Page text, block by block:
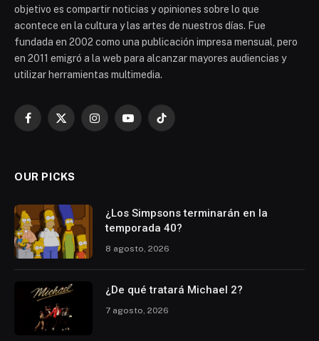
objetivo es compartir noticias y opiniones sobre lo que
acontece en la cultura y las artes de nuestros días. Fue
fundada en 2002 como una publicación impresa mensual, pero
en 2011 emigró a la web para alcanzar mayores audiencias y
utilizar herramientas multimedia.
Facebook
X
InstagramYouTubeTikTok
OUR PICKS
¿Los Simpsons terminarán en la
temporada 40?
8 agosto, 2026
¿De qué tratará Michael 2?
7 agosto, 2026